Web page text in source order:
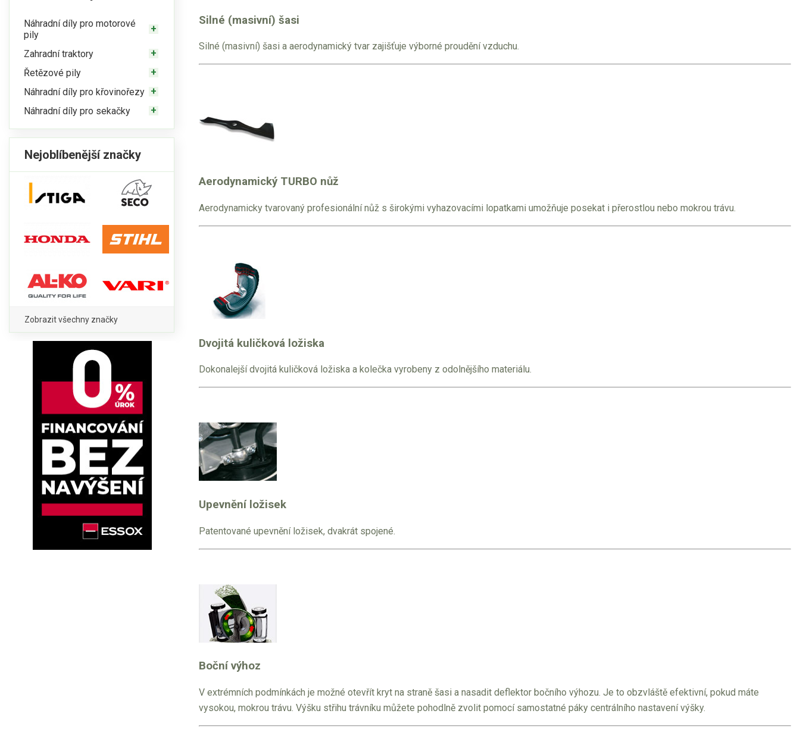
Náhradní díly pro motorové
pily
Zahradní traktory
Řetězové pily
Náhradní díly pro křovinořezy
Náhradní díly pro sekačky
Nejoblíbenější značky
Zobrazit všechny značky
Silné (masivní) šasi
Silné (masivní) šasi a aerodynamický tvar zajišťuje výborné proudění vzduchu.
Aerodynamický TURBO nůž
Aerodynamicky tvarovaný profesionální nůž s širokými vyhazovacími lopatkami umožňuje posekat i přerostlou nebo mokrou trávu.
Dvojitá kuličková ložiska
Dokonalejší dvojitá kuličková ložiska a kolečka vyrobeny z odolnějšího materiálu.
Upevnění ložisek
Patentované upevnění ložisek, dvakrát spojené.
Boční výhoz
V extrémních podmínkách je možné otevřít kryt na straně šasi a nasadit deflektor bočního výhozu. Je to obzvláště efektivní, pokud máte
vysokou, mokrou trávu. Výšku střihu trávníku můžete pohodlně zvolit pomocí samostatné páky centrálního nastavení výšky.